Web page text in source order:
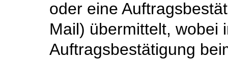
oder eine
Mail) übermittelt, wobei
Auftragsbestätigung